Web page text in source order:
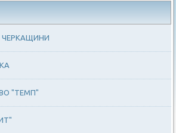
ЧЕРКАЩИНИ
"ТЕМП"